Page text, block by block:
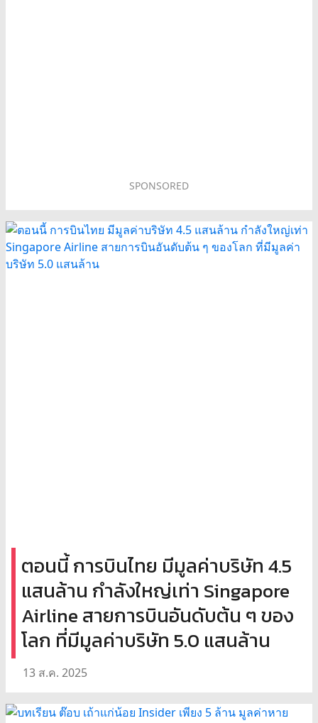
SPONSORED
ตอนนี้ การบินไทย มีมูลค่าบริษัท 4.5
แสนล้าน กำลังใหญ่เท่า Singapore
Airline สายการบินอันดับต้น ๆ ของ
โลก ที่มีมูลค่าบริษัท 5.0 แสนล้าน
13 ส.ค. 2025